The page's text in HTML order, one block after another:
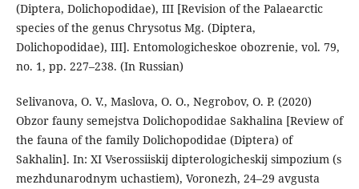
(Diptera, Dolichopodidae), III [Revision of the Palaearctic
species of the genus Chrysotus Mg. (Diptera,
Dolichopodidae), III]. Entomologicheskoe obozrenie, vol. 79,
no. 1, pp. 227–238. (In Russian)
Selivanova, O. V., Maslova, O. O., Negrobov, O. P. (2020)
Obzor fauny semejstva Dolichopodidae Sakhalina [Review of
the fauna of the family Dolichopodidae (Diptera) of
Sakhalin]. In: XI Vserossiiskij dipterologicheskij simpozium (s
mezhdunarodnym uchastiem), Voronezh, 24–29 avgusta